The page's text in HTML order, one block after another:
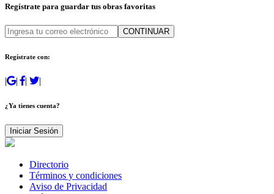
Regístrate para guardar tus obras favoritas
CONTINUAR
Regístrate con:
| | | |
¿Ya tienes cuenta?
Iniciar Sesión
Directorio
Términos y condiciones
Aviso de Privacidad